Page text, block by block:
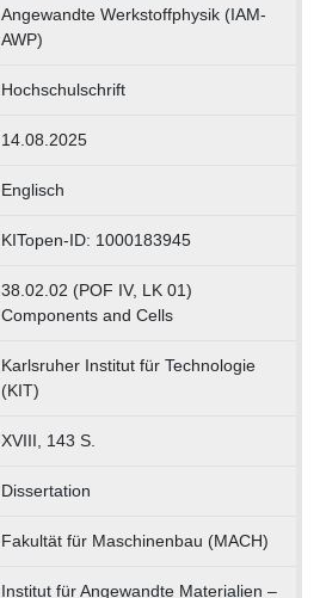
Angewandte Werkstoffphysik (IAM-
AWP)
Hochschulschrift
14.08.2025
Englisch
KITopen-ID: 1000183945
38.02.02 (POF IV, LK 01)
Components and Cells
Karlsruher Institut für Technologie
(KIT)
XVIII, 143 S.
Dissertation
Fakultät für Maschinenbau (MACH)
Institut für Angewandte Materialien –